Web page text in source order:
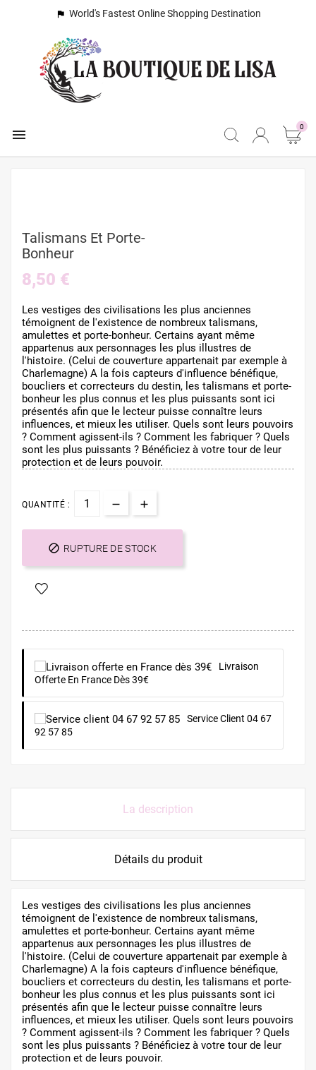
 World's Fastest Online Shopping Destination
 0
Talismans Et Porte-
Bonheur
8,50 €
Les vestiges des civilisations les plus anciennes
témoignent de l'existence de nombreux talismans,
amulettes et porte-bonheur. Certains ayant même
appartenus aux personnages les plus illustres de
l'histoire. (Celui de couverture appartenait par exemple à
Charlemagne) A la fois capteurs d'influence bénéfique,
boucliers et correcteurs du destin, les talismans et porte-
bonheur les plus connus et les plus puissants sont ici
présentés afin que le lecteur puisse connaître leurs
influences, et mieux les utiliser. Quels sont leurs pouvoirs
? Comment agissent-ils ? Comment les fabriquer ? Quels
sont les plus puissants ? Bénéficiez à votre tour de leur
protection et de leurs pouvoir.
QUANTITÉ :
 RUPTURE DE STOCK
Livraison
Offerte En France Dès 39€
Service Client 04 67
92 57 85
La description
Détails du produit
Les vestiges des civilisations les plus anciennes
témoignent de l'existence de nombreux talismans,
amulettes et porte-bonheur. Certains ayant même
appartenus aux personnages les plus illustres de
l'histoire. (Celui de couverture appartenait par exemple à
Charlemagne) A la fois capteurs d'influence bénéfique,
boucliers et correcteurs du destin, les talismans et porte-
bonheur les plus connus et les plus puissants sont ici
présentés afin que le lecteur puisse connaître leurs
influences, et mieux les utiliser. Quels sont leurs pouvoirs
? Comment agissent-ils ? Comment les fabriquer ? Quels
sont les plus puissants ? Bénéficiez à votre tour de leur
protection et de leurs pouvoir.